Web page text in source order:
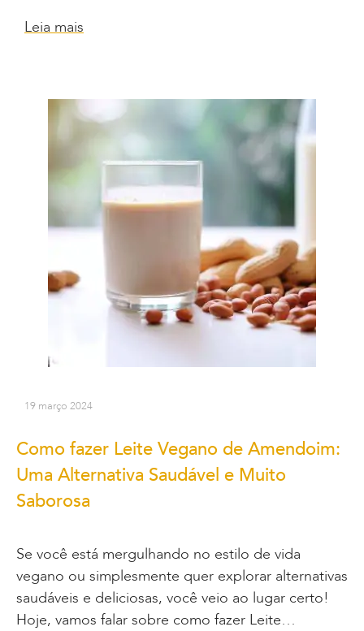
Leia mais
19 março 2024
Como fazer Leite Vegano de Amendoim:
Uma Alternativa Saudável e Muito
Saborosa
Se você está mergulhando no estilo de vida
vegano ou simplesmente quer explorar alternativas
saudáveis e deliciosas, você veio ao lugar certo!
Hoje, vamos falar sobre como fazer Leite…